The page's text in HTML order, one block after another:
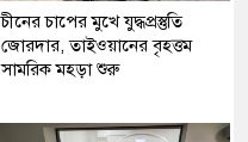
চীনের চাপের মুখে যুদ্ধপ্রস্তুতি
জোরদার, তাইওয়ানের বৃহত্তম
সামরিক মহড়া শুরু